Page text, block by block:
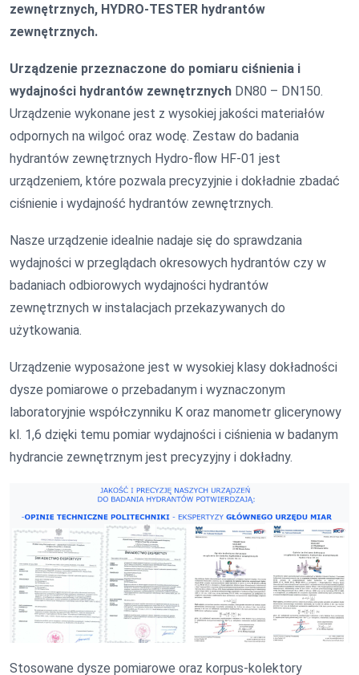
zewnętrznych, HYDRO-TESTER hydrantów
zewnętrznych.
Urządzenie przeznaczone do pomiaru ciśnienia i
wydajności hydrantów zewnętrznych DN80 – DN150.
Urządzenie wykonane jest z wysokiej jakości materiałów
odpornych na wilgoć oraz wodę. Zestaw do badania
hydrantów zewnętrznych Hydro-flow HF-01 jest
urządzeniem, które pozwala precyzyjnie i dokładnie zbadać
ciśnienie i wydajność hydrantów zewnętrznych.
Nasze urządzenie idealnie nadaje się do sprawdzania
wydajności w przeglądach okresowych hydrantów czy w
badaniach odbiorowych wydajności hydrantów
zewnętrznych w instalacjach przekazywanych do
użytkowania.
Urządzenie wyposażone jest w wysokiej klasy dokładności
dysze pomiarowe o przebadanym i wyznaczonym
laboratoryjnie współczynniku K oraz manometr glicerynowy
kl. 1,6 dzięki temu pomiar wydajności i ciśnienia w badanym
hydrancie zewnętrznym jest precyzyjny i dokładny.
Stosowane dysze pomiarowe oraz korpus-kolektory